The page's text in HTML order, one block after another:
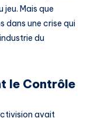
Mais que
dans une crise qui
du
le Contrôle
avait